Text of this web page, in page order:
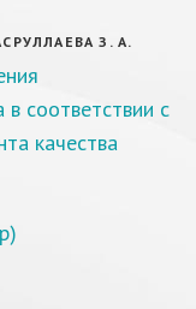
З. А.
в соответствии с
качества